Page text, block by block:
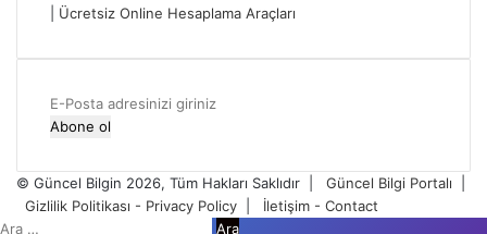
Ücretsiz Online Hesaplama Araçları
E-
Posta
giriniz
© Güncel Bilgin 2026, Tüm Hakları Saklıdır | Güncel Bilgi Portalı
Gizlilik Politikası - Privacy Policy
İletişim - Contact
Facebook
Twitter
WhatsApp
Telegram
Viber
Kapalı
Arama: